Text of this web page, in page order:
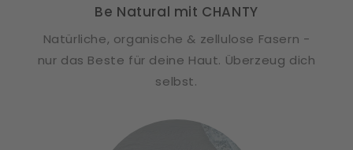
Be Natural mit CHANTY
Natürliche, organische & zellulose Fasern -
nur das Beste für deine Haut. Überzeug dich
selbst.